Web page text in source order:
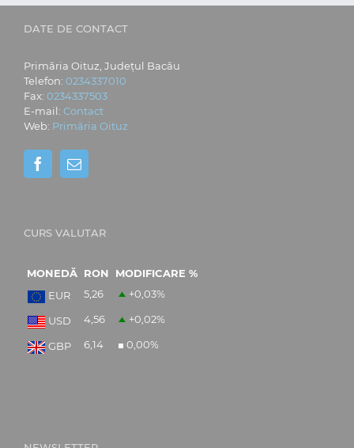
DATE DE CONTACT
Primăria Oituz, Județul Bacău
Telefon: 0234337010
Fax: 0234337503
E-mail: Contact
Web: Primăria Oituz
CURS VALUTAR
MONEDĂ RON
MODIFICARE %
EUR
5,26 +0,03%
USD 4,56 +0,02%
GBP 6,14 0,00%